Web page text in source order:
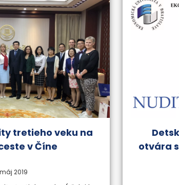
znaleckých
podniku.
tretieho veku na
v Číne
2019
otvára